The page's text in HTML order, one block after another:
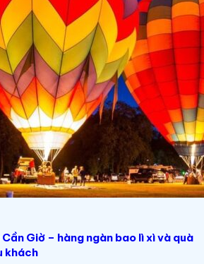
Giờ – hàng ngàn bao lì xì và quà
khách